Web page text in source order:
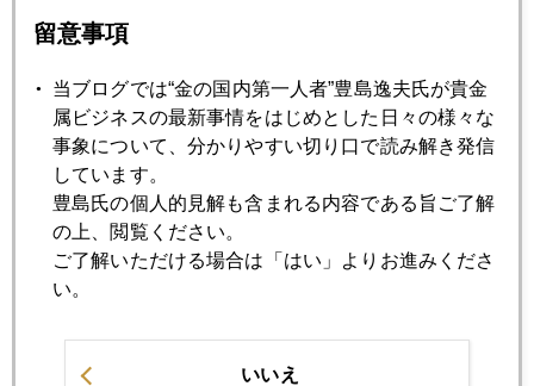
は、逆に売却のタイミング程度に接するほうがよろしい。
だから、今回の地政学的要因による上げ相場に臨んでも、あ
えて買いは薦めない。
2004年
1月 2月 3月 4月 5月 6月
留意事項
当ブログでは“金の国内第一人者”豊島逸夫氏が貴金
属ビジネスの最新事情をはじめとした日々の様々な
事象について、分かりやすい切り口で読み解き発信
しています。
豊島氏の個人的見解も含まれる内容である旨ご了解
の上、閲覧ください。
ご了解いただける場合は「はい」よりお進みくださ
い。
いいえ